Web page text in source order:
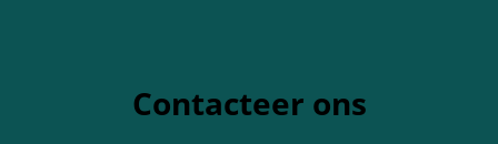
Contacteer ons